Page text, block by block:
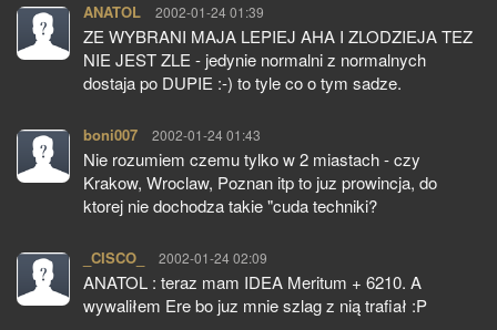
ANATOL pisze:
2002-01-24 01:39
ZE WYBRANI MAJA LEPIEJ AHA I ZLODZIEJA TEZ
NIE JEST ZLE - jedynie normalni z normalnych
dostaja po DUPIE :-) to tyle co o tym sadze.
boni007 pisze:
2002-01-24 01:43
Nie rozumiem czemu tylko w 2 miastach - czy
Krakow, Wroclaw, Poznan itp to juz prowincja, do
ktorej nie dochodza takie "cuda techniki?
_CISCO_ pisze:
2002-01-24 02:09
ANATOL : teraz mam IDEA Meritum + 6210. A
wywaliłem Ere bo juz mnie szlag z nią trafiał :P